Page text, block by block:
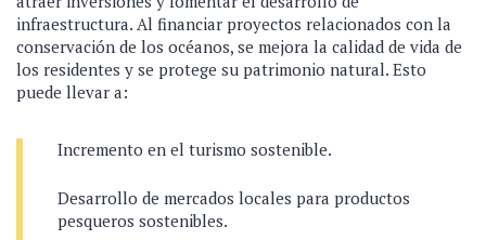
infraestructura. Al financiar proyectos relacionados con la
conservación de los océanos, se mejora la calidad de vida de
los residentes y se protege su patrimonio natural. Esto
puede llevar a:
Incremento en el turismo sostenible.
Desarrollo de mercados locales para productos
pesqueros sostenibles.